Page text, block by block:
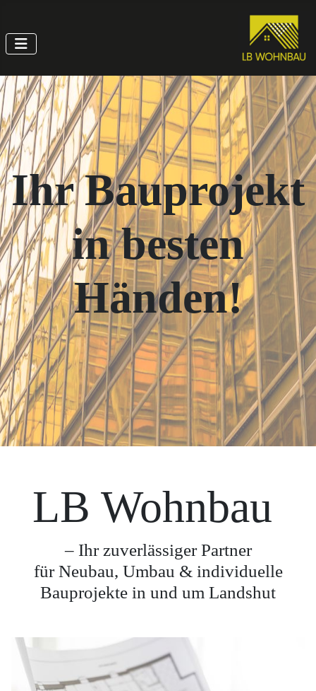
Ihr Bauprojekt
in besten
Händen!
LB Wohnbau
– Ihr zuverlässiger Partner
für Neubau, Umbau & individuelle
Bauprojekte in und um Landshut